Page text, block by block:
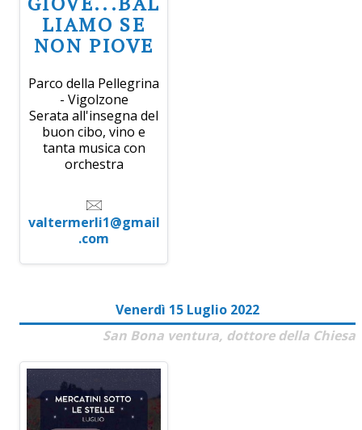
LIAMO SE
NON PIOVE
Parco della Pellegrina
- Vigolzone
Serata all'insegna del
buon cibo, vino e
tanta musica con
orchestra
valtermerli1@gmail
.com
Venerdì 15 Luglio 2022
San Bona ventura, dottore della Chiesa